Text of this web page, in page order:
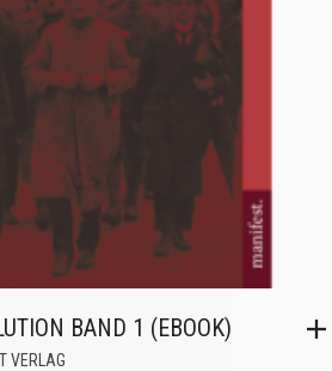
BAND 1 (EBOOK)
VERLAG